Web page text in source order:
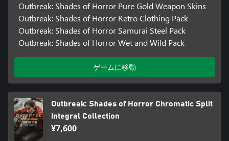
Outbreak: Shades of Horror Pure Gold Weapon Skins
Outbreak: Shades of Horror Retro Clothing Pack
Outbreak: Shades of Horror Samurai Steel Pack
Outbreak: Shades of Horror Wet and Wild Pack
ゲームに移動
Outbreak: Shades of Horror Chromatic Split
Integral Collection
¥7,600